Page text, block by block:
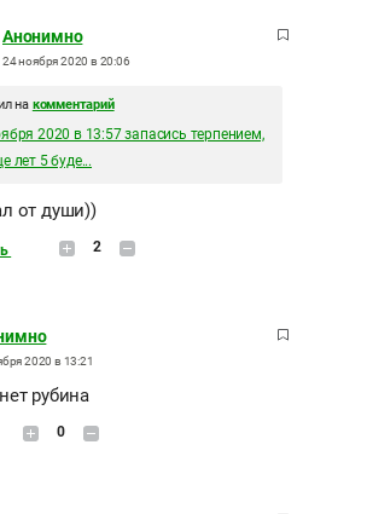
Анонимно
24 ноября 2020 в 20:06
на комментарий
2020 в 13:57 запасись терпением,
лет 5 буде...
от души))
2
2020 в 13:21
рубина
0